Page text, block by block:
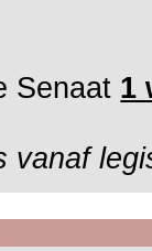
Senaat 1
vanaf